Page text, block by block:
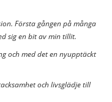
Första gången på många
sig en bit av min tillit.
och med det en nyupptäckt
och livsglädje till